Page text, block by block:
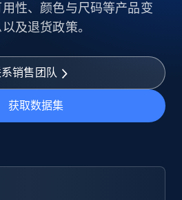
性、颜色与尺码等产品变
及退货政策。
销售团队
获取数据集